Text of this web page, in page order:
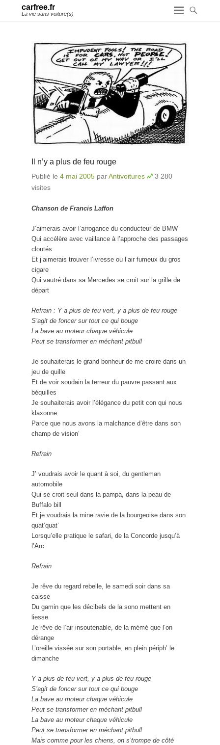
carfree.fr
La vie sans voiture(s)
Il n’y a plus de feu rouge
Publié le 4 mai 2005 parAntivoitures
3 280
visites
Chanson de Francis Laffon
J’aimerais avoir l’arrogance du conducteur de BMW
Qui accélère avec vaillance à l’approche des passages
cloutés
Et j’aimerais trouver l’ivresse ou l’air fumeux du gros
cigare
Qui vautré dans sa Mercedes se croit sur la grille de
départ
Refrain : Y a plus de feu vert, y a plus de feu rouge
S’agit de foncer sur tout ce qui bouge
La bave au moteur chaque véhicule
Peut se transformer en méchant pitbull
Je souhaiterais le grand bonheur de me croire dans un
jeu de quille
Et de voir soudain la terreur du pauvre passant aux
béquilles
Je souhaiterais avoir l’élégance du petit con qui nous
klaxonne
Parce que nous avons la malchance d’être dans son
champ de vision’
Refrain
J’ voudrais avoir le quant à soi, du gentleman
automobile
Qui se croit seul dans la pampa, dans la peau de
Buffalo bill
Et je voudrais la mine ravie de la bourgeoise dans son
quat’quat’
Lorsqu’elle pratique le safari, de la Concorde jusqu’à
l’Arc
Refrain
Je rêve du regard rebelle, le samedi soir dans sa
caisse
Du gamin que les décibels de la sono mettent en
liesse
Je rêve de l’air insoutenable, de la mémé que l’on
dérange
L’oreille vissée sur son portable, en plein périph’ le
dimanche
Y a plus de feu vert, y a plus de feu rouge
S’agit de foncer sur tout ce qui bouge
La bave au moteur chaque véhicule
Peut se transformer en méchant pitbull
La bave au moteur chaque véhicule
Peut se transformer en méchant pitbull
Mais comme pour les chiens, on s’trompe de côté